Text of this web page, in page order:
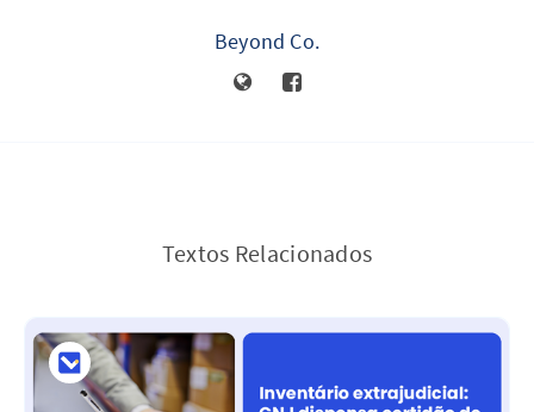
Beyond Co.
Textos Relacionados